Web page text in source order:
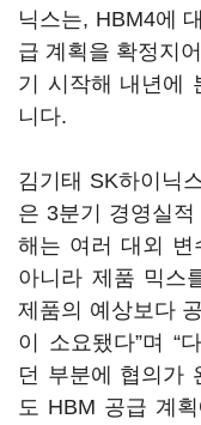
닉스는, HBM4에
급 계획을 확정지
기 시작해 내년에
니다.
김기태 SK하이닉
은 3분기 경영실
해는 여러 대외 변
아니라 제품 믹스
제품의 예상보다
이 소요됐다”며 “
던 부분에 협의가
도 HBM 공급 계